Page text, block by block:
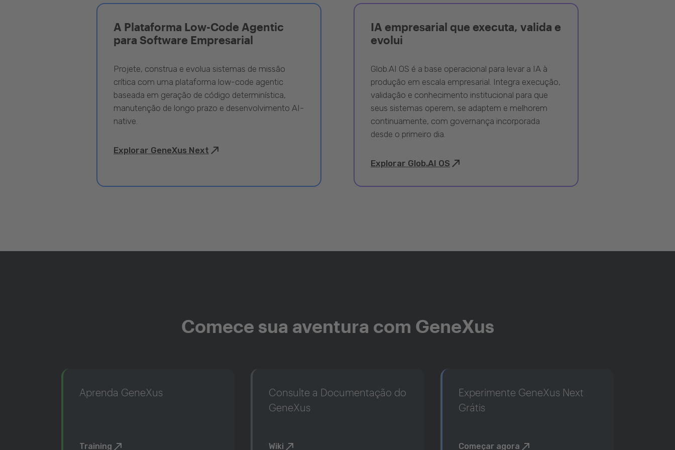
A Plataforma Low-Code Agentic
para Software Empresarial
Projete, construa e evolua sistemas de missão
crítica com uma plataforma low-code agentic
baseada em geração de código determinística,
manutenção de longo prazo e desenvolvimento AI-
native.
Explorar GeneXus Next
IA empresarial que executa, valida e
evolui
Glob.AI OS é a base operacional para levar a IA à
produção em escala empresarial. Integra execução,
validação e conhecimento institucional para que
seus sistemas operem, se adaptem e melhorem
continuamente, com governança incorporada
desde o primeiro dia.
Explorar Glob.AI OS
Comece sua aventura com GeneXus
Aprenda GeneXus
Training
Consulte a Documentação do
GeneXus
Wiki
Experimente GeneXus Next
Grátis
Começar agora